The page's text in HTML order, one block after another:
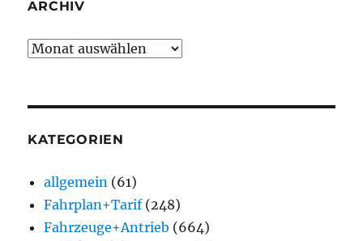
ARCHIV
Archiv
KATEGORIEN
allgemein (61)
Fahrplan+Tarif(248)
Fahrzeuge+Antrieb (664)